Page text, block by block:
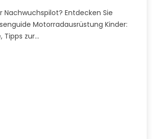
Nachwuchspilot? Entdecken Sie
Motorradausrüstung Kinder:
Tipps zur...